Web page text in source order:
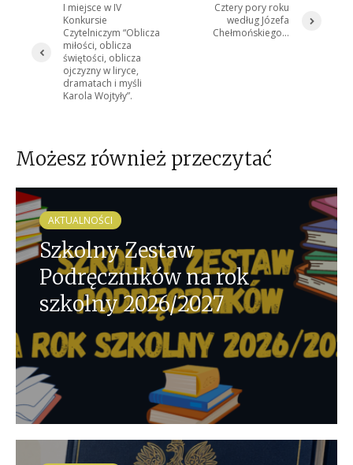
I miejsce w IV
Konkursie
Czytelniczym “Oblicza
miłości, oblicza
świętości, oblicza
ojczyzny w liryce,
dramatach i myśli
Karola Wojtyły”.
Cztery pory roku
według Józefa
Chełmońskiego…
Możesz również przeczytać
AKTUALNOŚCI
Szkolny Zestaw
Podręczników na rok
szkolny 2026/2027